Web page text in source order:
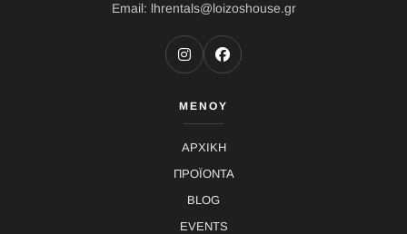
Email: lhrentals@loizoshouse.gr
ΜΕΝΟΥ
ΑΡΧΙΚΗ
ΠΡΟΪΟΝΤΑ
BLOG
EVENTS